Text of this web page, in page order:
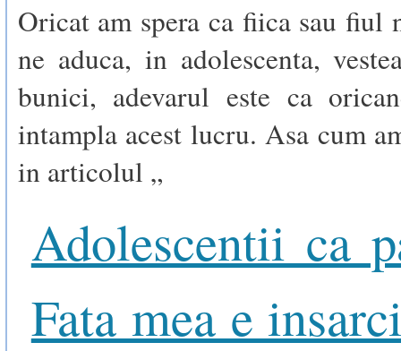
Oricat am spera ca fiica sau fiul
ne aduca, in adolescenta,
bunici, adevarul este ca
intampla acest lucru. Asa cum
in articolul „
Adolescentii ca
Fata mea e